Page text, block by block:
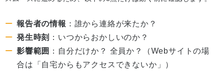
報告者の情報 ：誰から連絡が来たか？
発生時刻
：いつからおかしいのか？
影響範囲 ：自分だけか？ 全員か？（Webサイトの場
合は「自宅からもアクセスできないか」）